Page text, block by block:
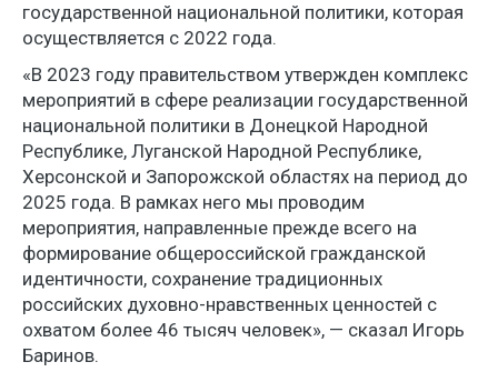
государственной национальной политики, которая
осуществляется с 2022 года.
«В 2023 году правительством утвержден комплекс
мероприятий в сфере реализации государственной
национальной политики в Донецкой Народной
Республике, Луганской Народной Республике,
Херсонской и Запорожской областях на период до
2025 года. В рамках него мы проводим
мероприятия, направленные прежде всего на
формирование общероссийской гражданской
идентичности, сохранение традиционных
российских духовно-нравственных ценностей с
охватом более 46 тысяч человек», — сказал Игорь
Баринов.